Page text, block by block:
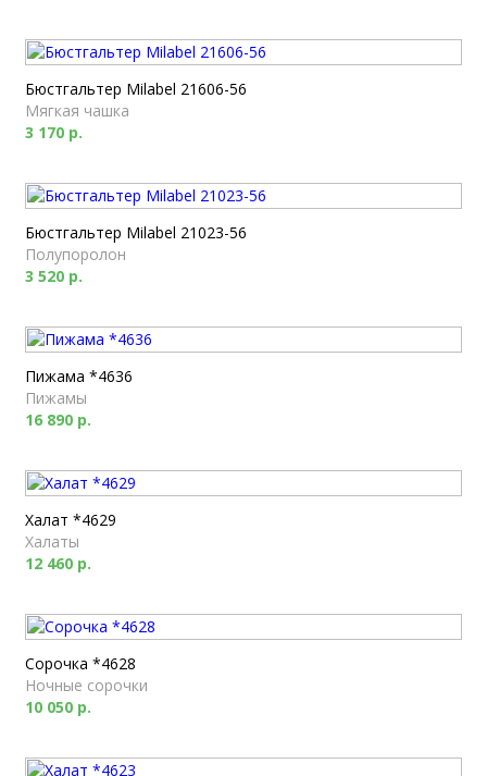
Бюстгальтер Milabel 21606-56
Мягкая чашка
3 170 р.
Бюстгальтер Milabel 21023-56
Полупоролон
3 520 р.
Пижама *4636
Пижамы
16 890 р.
Халат *4629
Халаты
12 460 р.
Сорочка *4628
Ночные сорочки
10 050 р.